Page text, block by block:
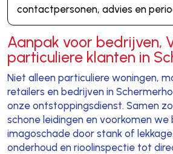
contactpersonen, advies en
Aanpak voor bedrijven,
particuliere klanten in
Niet alleen particuliere woningen,
retailers en bedrijven in
onze ontstoppingsdienst. Samen
schone leidingen en voorkomen
imagoschade door stank of
onderhoud en rioolinspectie tot